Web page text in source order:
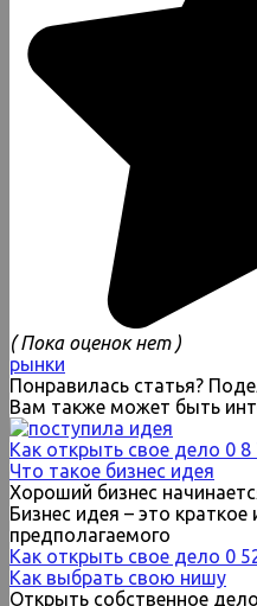
( Пока оценок нет )
рынки
Понравилась статья?
Вам также может быть
Как открыть свое дело 0 8
Что такое бизнес идея
Хороший бизнес
Бизнес идея – это
предполагаемого
Как открыть свое дело 0
Как выбрать свою нишу
Открыть собственное